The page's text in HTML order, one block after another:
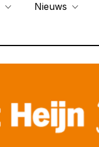
Nieuws